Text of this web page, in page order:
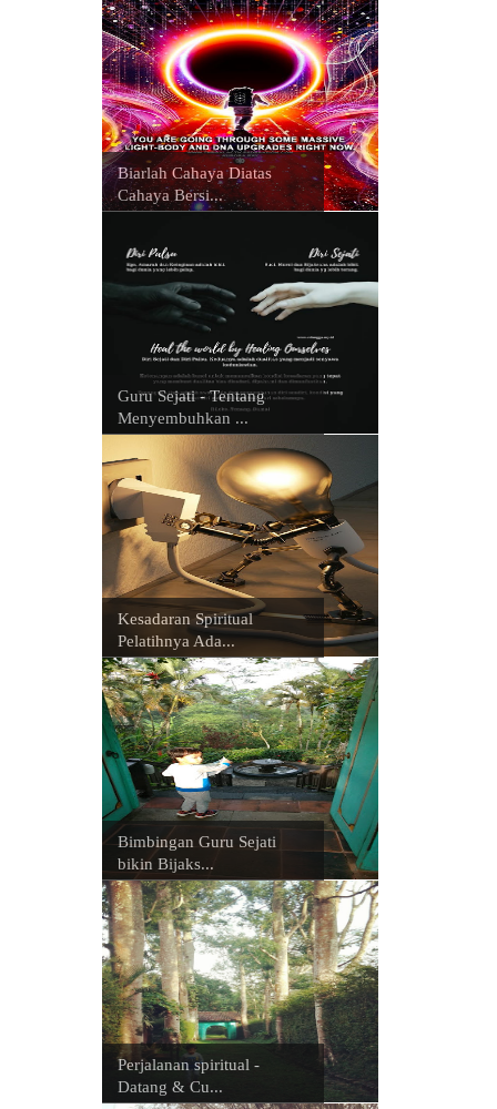
Biarlah Cahaya Diatas
Cahaya Bersi...
Guru Sejati - Tentang
Menyembuhkan ...
Kesadaran Spiritual
Pelatihnya Ada...
Bimbingan Guru Sejati
bikin Bijaks...
Perjalanan spiritual -
Datang & Cu...